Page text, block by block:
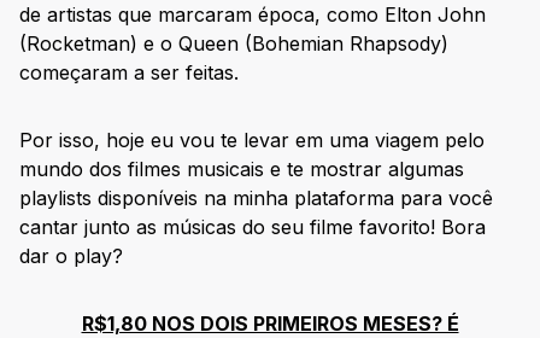
de artistas que marcaram época, como Elton John
(Rocketman) e o Queen (Bohemian Rhapsody)
começaram a ser feitas.
Por isso, hoje eu vou te levar em uma viagem pelo
mundo dos filmes musicais e te mostrar algumas
playlists disponíveis na minha plataforma para você
cantar junto as músicas do seu filme favorito! Bora
dar o play?
R$1,80 NOS DOIS PRIMEIROS MESES? É